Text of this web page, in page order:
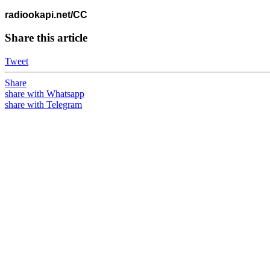
radiookapi.net/CC
Share this article
Tweet
Share
share with Whatsapp
share with Telegram